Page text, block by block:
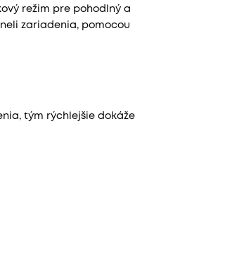
režim pre pohodlný a
zariadenia, pomocou
tým rýchlejšie dokáže